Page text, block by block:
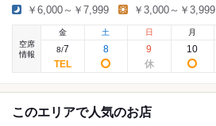
￥6,000～￥7,999 ￥3,000～￥3,999
空席
情報
金
8/7
土
8
日
9
月
10
このエリアで人気のお店